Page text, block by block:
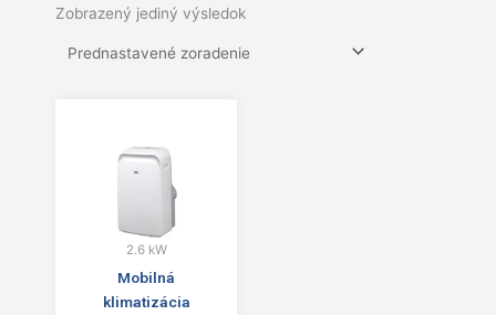
Zobrazený jediný výsledok
2.6 kW
Mobilná
klimatizácia